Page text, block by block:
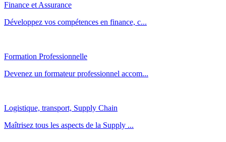
Finance et Assurance
Développez vos compétences en finance, c...
Formation Professionnelle
Devenez un formateur professionnel accom...
Logistique, transport, Supply Chain
Maîtrisez tous les aspects de la Supply ...